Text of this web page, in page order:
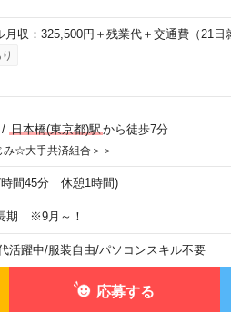
収：325,500円＋残業代＋交通費（21日
日本橋(東京都)駅から徒歩7分
み☆大手共済組合＞＞
時間45分 休憩1時間)
期 ※9月～！
活躍中/服装自由/パソコンスキル不要
応募する